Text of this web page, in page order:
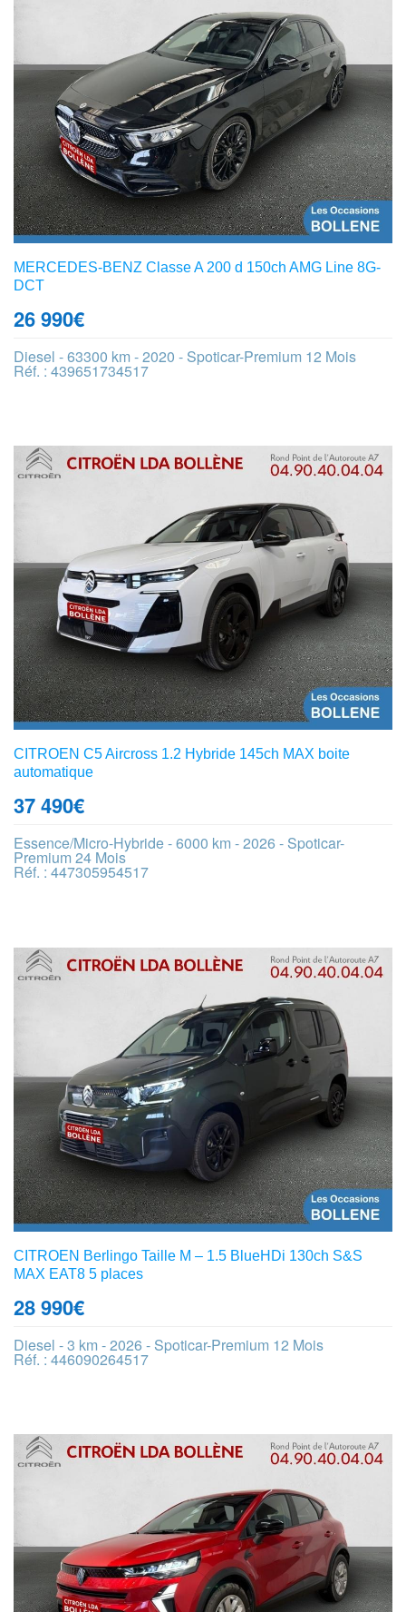
MERCEDES-BENZ Classe A 200 d 150ch AMG Line 8G-
DCT
26 990€
Diesel - 63300 km - 2020 - Spoticar-Premium 12 Mois
Réf. : 439651734517
CITROEN C5 Aircross 1.2 Hybride 145ch MAX boite
automatique
37 490€
Essence/Micro-Hybride - 6000 km - 2026 - Spoticar-
Premium 24 Mois
Réf. : 447305954517
CITROEN Berlingo Taille M – 1.5 BlueHDi 130ch S&S
MAX EAT8 5 places
28 990€
Diesel - 3 km - 2026 - Spoticar-Premium 12 Mois
Réf. : 446090264517